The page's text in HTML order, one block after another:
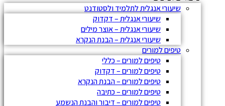
שיעורי אנגלית לתלמיד ולסטודנט
שיעורי אנגלית – דקדוק
שיעורי אנגלית – אוצר מילים
שיעורי אנגלית – הבנת הנקרא
טיפים למורים
טיפים למורים – כללי
טיפים למורים – דקדוק
טיפים למורים – הבנת הנקרא
טיפים למורים – כתיבה
טיפים למורים – דיבור והבנת הנשמע